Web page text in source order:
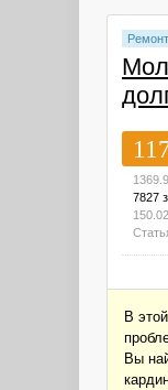
7827
150.02
В
Вы